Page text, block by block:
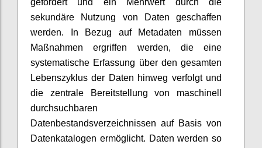
gefördert und ein Mehrwert durch die
sekundäre Nutzung von Daten geschaffen
werden. In Bezug auf Metadaten müssen
Maßnahmen ergriffen werden, die eine
systematische Erfassung über den gesamten
Lebenszyklus der Daten hinweg verfolgt und
die zentrale Bereitstellung von maschinell
durchsuchbaren
Datenbestandsverzeichnissen auf Basis von
Datenkatalogen ermöglicht. Daten werden so